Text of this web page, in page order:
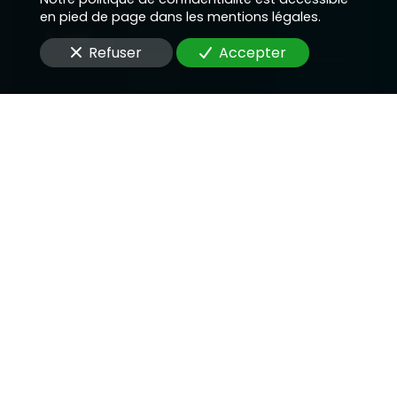
E-Mail
en pied de page dans les mentions légales.
Refuser Accepter